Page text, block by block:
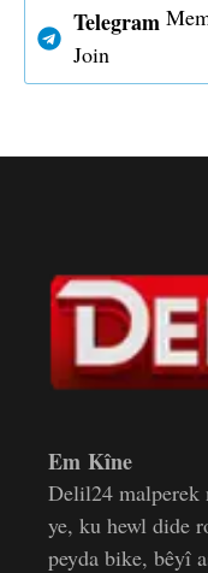
Telegram
Join
Em Kîne
Delil24 malperek
ye, ku hewl dide
peyda bike, bêyî